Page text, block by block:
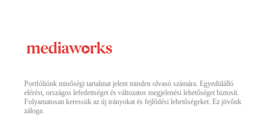
Portfóliónk minőségi tartalmat jelent minden olvasó számára. Egyedülálló
elérést, országos lefedettséget és változatos megjelenési lehetőséget biztosít.
Folyamatosan keressük az új irányokat és fejlődési lehetőségeket. Ez jövőnk
záloga.